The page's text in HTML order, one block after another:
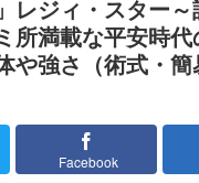
レジィ・スター
所満載な平安時代
や強さ（術式・
Facebook